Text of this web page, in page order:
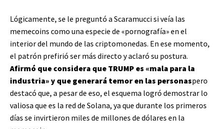
Lógicamente, se le preguntó a Scaramucci si veía las
memecoins como una especie de «pornografía» en el
interior del mundo de las criptomonedas. En ese momento,
el patrón prefirió ser más directo y aclaró su postura.
Afirmó que considera que TRUMP es «mala para la
industria» y que generará temor en las personaspero
destacó que, a pesar de eso, el esquema logró demostrar lo
valiosa que es la red de Solana, ya que durante los primeros
días se invirtieron miles de millones de dólares en la